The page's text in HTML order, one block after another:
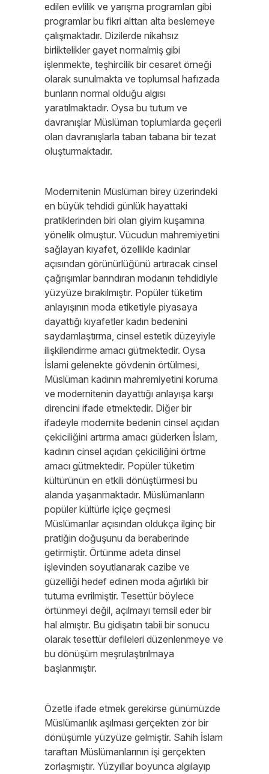
edilen evlilik ve yarışma programları gibi
programlar bu fikri alttan alta beslemeye
çalışmaktadır. Dizilerde nikahsız
birliktelikler gayet normalmiş gibi
işlenmekte, teşhircilik bir cesaret örneği
olarak sunulmakta ve toplumsal hafızada
bunların normal olduğu algısı
yaratılmaktadır. Oysa bu tutum ve
davranışlar Müslüman toplumlarda geçerli
olan davranışlarla taban tabana bir tezat
oluşturmaktadır.
Modernitenin Müslüman birey üzerindeki
en büyük tehdidi günlük hayattaki
pratiklerinden biri olan giyim kuşamına
yönelik olmuştur. Vücudun mahremiyetini
sağlayan kıyafet, özellikle kadınlar
açısından görünürlüğünü artıracak cinsel
çağrışımlar barındıran modanın tehdidiyle
yüzyüze bırakılmıştır. Popüler tüketim
anlayışının moda etiketiyle piyasaya
dayattığı kıyafetler kadın bedenini
saydamlaştırma, cinsel estetik düzeyiyle
ilişkilendirme amacı gütmektedir. Oysa
İslami gelenekte gövdenin örtülmesi,
Müslüman kadının mahremiyetini koruma
ve modernitenin dayattığı anlayışa karşı
direncini ifade etmektedir. Diğer bir
ifadeyle modernite bedenin cinsel açıdan
çekiciliğini artırma amacı güderken İslam,
kadının cinsel açıdan çekiciliğini örtme
amacı gütmektedir. Popüler tüketim
kültürünün en etkili dönüştürmesi bu
alanda yaşanmaktadır. Müslümanların
popüler kültürle içiçe geçmesi
Müslümanlar açısından oldukça ilginç bir
pratiğin doğuşunu da beraberinde
getirmiştir. Örtünme adeta dinsel
işlevinden soyutlanarak cazibe ve
güzelliği hedef edinen moda ağırlıklı bir
tutuma evrilmiştir. Tesettür böylece
örtünmeyi değil, açılmayı temsil eder bir
hal almıştır. Bu gidişatın tabii bir sonucu
olarak tesettür defileleri düzenlenmeye ve
bu dönüşüm meşrulaştırılmaya
başlanmıştır.
Özetle ifade etmek gerekirse günümüzde
Müslümanlık aşılması gerçekten zor bir
dönüşümle yüzyüze gelmiştir. Sahih İslam
taraftarı Müslümanlarının işi gerçekten
zorlaşmıştır. Yüzyıllar boyunca algılayıp